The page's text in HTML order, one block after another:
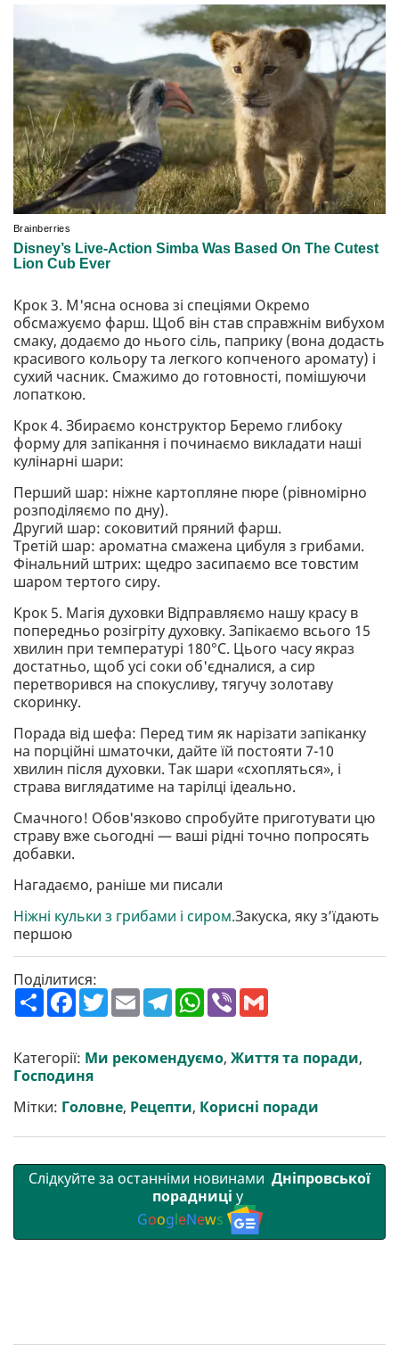
Крок 3. М'ясна основа зі спеціями Окремо
обсмажуємо фарш. Щоб він став справжнім вибухом
смаку, додаємо до нього сіль, паприку (вона додасть
красивого кольору та легкого копченого аромату) і
сухий часник. Смажимо до готовності, помішуючи
лопаткою.
Крок 4. Збираємо конструктор Беремо глибоку
форму для запікання і починаємо викладати наші
кулінарні шари:
Перший шар: ніжне картопляне пюре (рівномірно
розподіляємо по дну).
Другий шар: соковитий пряний фарш.
Третій шар: ароматна смажена цибуля з грибами.
Фінальний штрих: щедро засипаємо все товстим
шаром тертого сиру.
Крок 5. Магія духовки Відправляємо нашу красу в
попередньо розігріту духовку. Запікаємо всього 15
хвилин при температурі 180°C. Цього часу якраз
достатньо, щоб усі соки об'єдналися, а сир
перетворився на спокусливу, тягучу золотаву
скоринку.
Порада від шефа: Перед тим як нарізати запіканку
на порційні шматочки, дайте їй постояти 7-10
хвилин після духовки. Так шари «схопляться», і
страва виглядатиме на тарілці ідеально.
Смачного! Обов'язково спробуйте приготувати цю
страву вже сьогодні — ваші рідні точно попросять
добавки.
Нагадаємо, раніше ми писали
Ніжні кульки з грибами і сиром.Закуска, яку з’їдають
першою
Поділитися:
П
о
р
и
т
F
a
b
o
o
T
w
e
E
m
l
T
e
g
r
W
h
s
A
V
r l
Категорії: Ми рекомендуємо, Життя та поради,
Господиня
Мітки: Головне, Рецепти, Корисні поради
Слідкуйте за останніми новинами Дніпровської
порадниці у
GoogleNews